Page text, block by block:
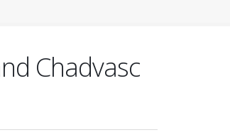
Chadvasc